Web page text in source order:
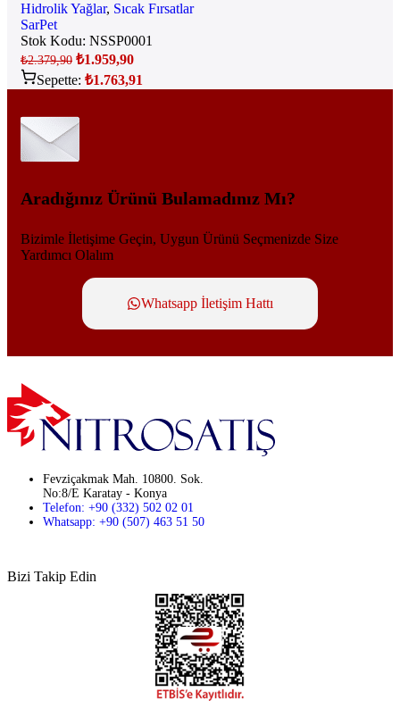
Hidrolik Yağlar, Sıcak Fırsatlar
SarPet
Stok Kodu: NSSP0001
₺2.379,90 ₺1.959,90
Sepette: ₺1.763,91
Aradığınız Ürünü Bulamadınız Mı?
Bizimle İletişime Geçin, Uygun Ürünü Seçmenizde Size
Yardımcı Olalım
Whatsapp İletişim Hattı
Fevziçakmak Mah. 10800. Sok.
No:8/E Karatay - Konya
Telefon: +90 (332) 502 02 01
Whatsapp: +90 (507) 463 51 50
Bizi Takip Edin